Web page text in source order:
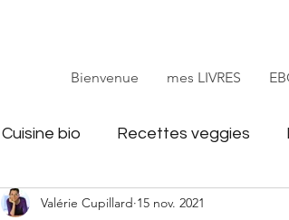
Bienvenue mes LIVRES
Cuisine bio Recettes veggies
Valérie Cupillard 15 nov. 2021